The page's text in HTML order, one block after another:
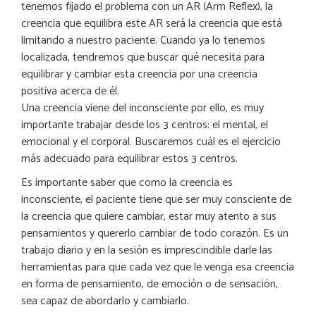
tenemos fijado el problema con un AR (Arm Reflex), la
creencia que equilibra este AR será la creencia que está
limitando a nuestro paciente. Cuando ya lo tenemos
localizada, tendremos que buscar qué necesita para
equilibrar y cambiar esta creencia por una creencia
positiva acerca de él.
Una creencia viene del inconsciente por ello, es muy
importante trabajar desde los 3 centros: el mental, el
emocional y el corporal. Buscaremos cuál es el ejercicio
más adecuado para equilibrar estos 3 centros.
Es importante saber que como la creencia es
inconsciente, el paciente tiene que ser muy consciente de
la creencia que quiere cambiar, estar muy atento a sus
pensamientos y quererlo cambiar de todo corazón. Es un
trabajo diario y en la sesión es imprescindible darle las
herramientas para que cada vez que le venga esa creencia
en forma de pensamiento, de emoción o de sensación,
sea capaz de abordarlo y cambiarlo.